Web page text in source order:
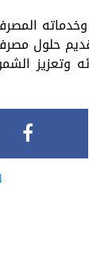
حلول
وتعزيز